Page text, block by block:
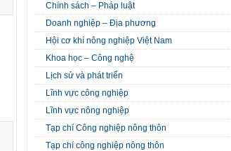
Chính sách – Pháp luật
Doanh nghiệp – Địa phương
Hội cơ khí nông nghiệp Việt Nam
Khoa học – Công nghệ
Lịch sử và phát triển
Lĩnh vực công nghiệp
Lĩnh vực nông nghiệp
Tạp chí Công nghiệp nông thôn
Tạp chí công nghiệp nông thôn